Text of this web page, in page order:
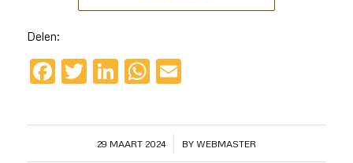
Delen:
Facebook
Twitter
LinkedIn
WhatsApp
Email
29 MAART 2024
/ BY WEBMASTER